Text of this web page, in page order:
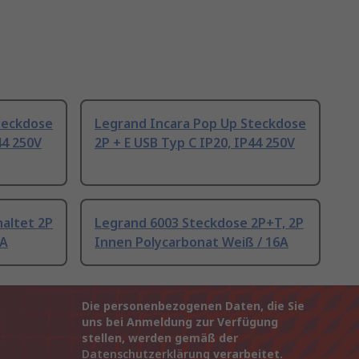
250V
Legrand Incara Pop Up Steckdose
2P + E USB Typ C IP20, IP44 250V
2P
Legrand 6003 Steckdose 2P+T, 2P
Innen Polycarbonat Weiß / 16A
Die personenbezogenen Daten, die Sie
uns bei Anmeldung zur Verfügung
stellen, werden gemäß der
Datenschutzerklärung verarbeitet.